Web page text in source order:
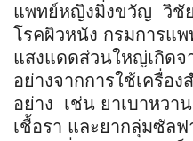
แพทย์หญิงมิ่งขวัญ วิชั
โรคผิวหนัง กรมการแ
แสงแดดส่วนใหญ่เกิดจ
อย่างจากการใช้เครื่อ
อย่าง เช่น ยาเบาหว
เชื้อรา และยากลุ่มซัล